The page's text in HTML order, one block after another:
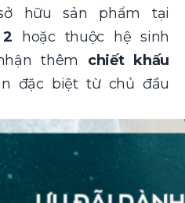
hữu sản phẩm tại
hoặc thuộc hệ sinh
thêm chiết khấu
đặc biệt từ chủ đầu